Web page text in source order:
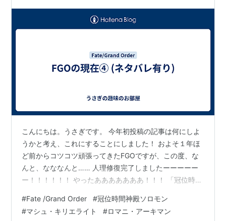
こんにちは。うさぎです。 今年初投稿の記事は何にしよ
うかと考え、これにすることにしました！ およそ１年ほ
ど前からコツコツ頑張ってきたFGOですが、この度、な
んと、なななんと…… 人理修復完了しましたーーーーー
ー！！！！！！ やったあああああああ！！！ 「冠位時間
ようで短かった、特異点Fからの記憶…。 うさぎとマシュ
の旅路が終わりました。 実は、本格的にプレイする前に
#Fate /Grand Order #冠位時間神殿ソロモン
#マシュ・キリエライト #ロマニ・アーキマン